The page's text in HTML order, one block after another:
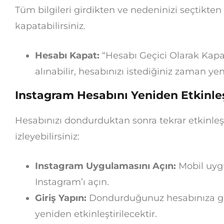
Tüm bilgileri girdikten ve nedeninizi seçtikten
kapatabilirsiniz.
Hesabı Kapat: “Hesabı Geçici Olarak
alınabilir, hesabınızı istediğiniz zaman
Instagram Hesabını Yeniden
Hesabınızı dondurduktan sonra tekrar
izleyebilirsiniz:
Instagram Uygulamasını Açın: Mobil
Instagram’ı açın.
Giriş Yapın: Dondurduğunuz hesabınıza
yeniden etkinleştirilecektir.